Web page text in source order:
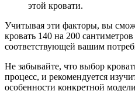
этой кровати.
Учитывая эти факторы, вы
кровать 140 на 200
соответствующей вашим
Не забывайте, что выбор
процесс, и рекомендуется
особенности конкретной